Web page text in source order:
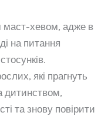
маст-хевом, адже в
на питання
які прагнуть
дитинством,
та знову повірити